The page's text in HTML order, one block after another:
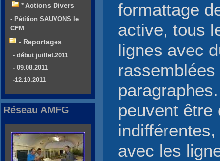
formattage
active, tous
lignes avec
peuvent être
avec les
* Actions Divers
- Pétition SAUVONS le
CFM
- Reportages
- début juillet.2011
- 09.08.2011
-12.10.2011
Réseau AMFG